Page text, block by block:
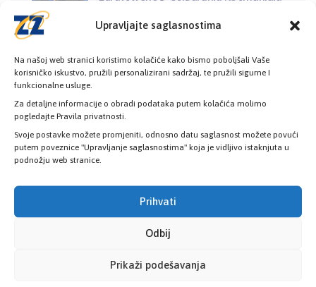
Upravljajte saglasnostima
Na našoj web stranici koristimo kolačiće kako bismo poboljšali Vaše
korisničko iskustvo, pružili personalizirani sadržaj, te pružili sigurne I
funkcionalne usluge.
Za detaljne informacije o obradi podataka putem kolačića molimo
pogledajte Pravila privatnosti.
Svoje postavke možete promjeniti, odnosno datu saglasnost možete povući
putem poveznice "Upravljanje saglasnostima" koja je vidljivo istaknjuta u
podnožju web stranice.
Prihvati
Odbij
Prikaži podešavanja
dijagnostičkih pregleda u ugovornim
oboljele od reumatoidnog artritisa u
Kantonu Sarajevo